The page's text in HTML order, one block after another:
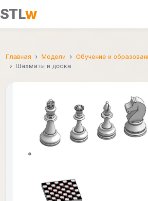
STLw
Главная Модели
Обучение и
Шахматы и доска